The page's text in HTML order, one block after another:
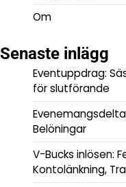
Om
Senaste inlägg
Eventuppdrag:
för slutförande
Belöningar
V-Bucks inlösen:
Kontolänkning,